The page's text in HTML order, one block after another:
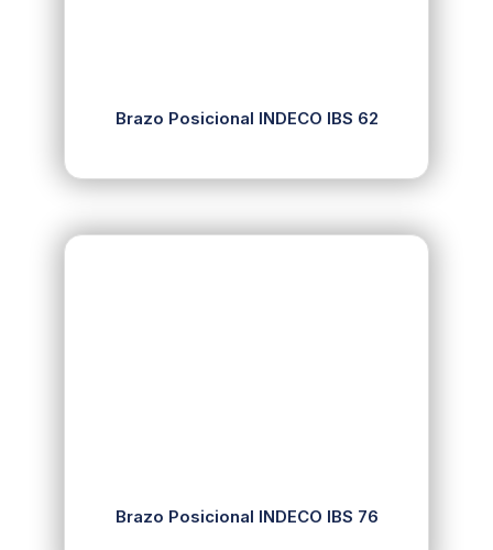
Brazo Posicional INDECO IBS 62
Brazo Posicional INDECO IBS 76